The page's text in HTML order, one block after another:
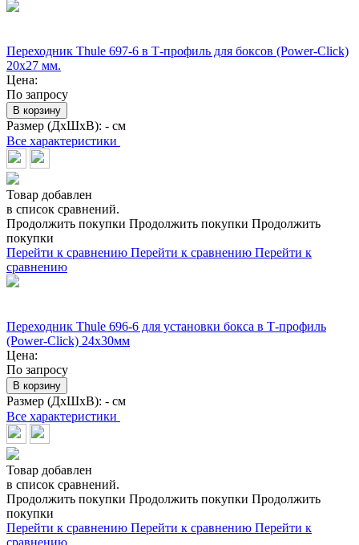
Переходник Thule 697-6 в Т-профиль для боксов (Power-Click)
20x27 мм.
Цена:
По запросу
В корзину
Размер (ДхШхВ): - см
Все характеристики
Товар добавлен
в список сравнений.
Продолжить покупки Продолжить покупки Продолжить
покупки
Перейти к сравнению Перейти к сравнению Перейти к
сравнению
Переходник Thule 696-6 для установки бокса в Т-профиль
(Power-Click) 24х30мм
Цена:
По запросу
В корзину
Размер (ДхШхВ): - см
Все характеристики
Товар добавлен
в список сравнений.
Продолжить покупки Продолжить покупки Продолжить
покупки
Перейти к сравнению Перейти к сравнению Перейти к